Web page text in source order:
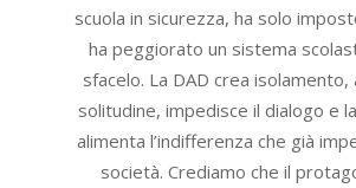
scuola in sicurezza, ha solo
ha peggiorato un sistema
sfacelo. La DAD crea isolamento,
solitudine, impedisce il dialogo e
alimenta l’indifferenza che già
società. Crediamo che il